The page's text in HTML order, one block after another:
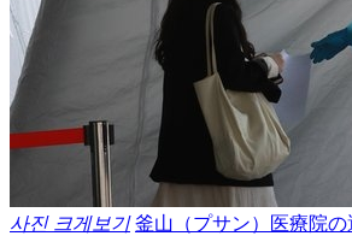
사진 크게보기 釜山（プサン）医療院